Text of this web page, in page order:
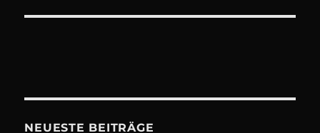
NEUESTE BEITRÄGE